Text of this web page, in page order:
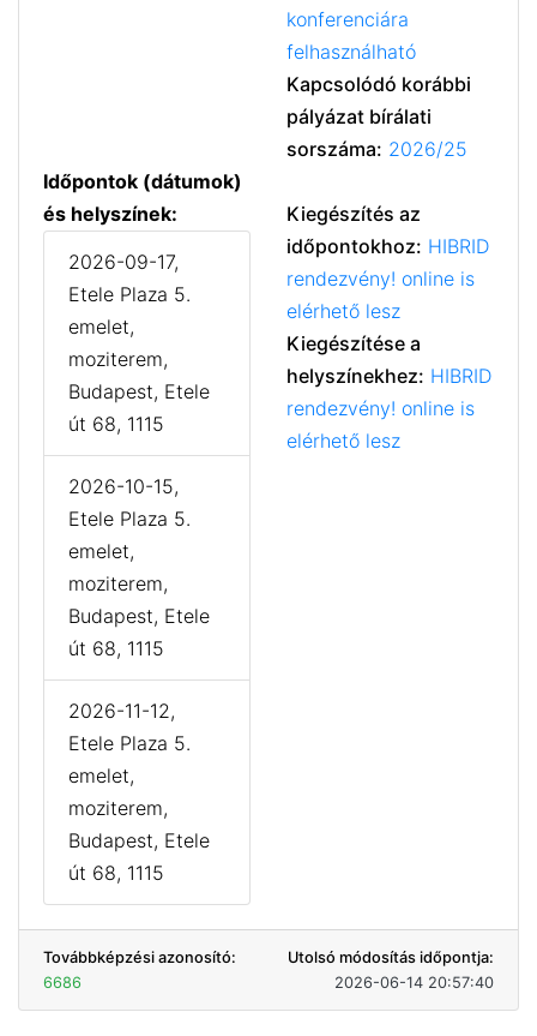
konferenciára
felhasználható
Kapcsolódó korábbi
pályázat bírálati
sorszáma: 2026/25
Időpontok (dátumok)
és helyszínek:
2026-09-17,
Etele Plaza 5.
emelet,
moziterem,
Budapest, Etele
út 68, 1115
2026-10-15,
Etele Plaza 5.
emelet,
moziterem,
Budapest, Etele
út 68, 1115
2026-11-12,
Etele Plaza 5.
emelet,
moziterem,
Budapest, Etele
út 68, 1115
Kiegészítés az
időpontokhoz: HIBRID
rendezvény! online is
elérhető lesz
Kiegészítése a
helyszínekhez: HIBRID
rendezvény! online is
elérhető lesz
Továbbképzési azonosító:
6686
Utolsó módosítás időpontja:
2026-06-14 20:57:40